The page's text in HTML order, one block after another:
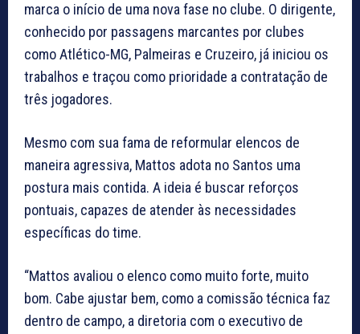
marca o início de uma nova fase no clube. O dirigente,
conhecido por passagens marcantes por clubes
como Atlético-MG, Palmeiras e Cruzeiro, já iniciou os
trabalhos e traçou como prioridade a contratação de
três jogadores.
Mesmo com sua fama de reformular elencos de
maneira agressiva, Mattos adota no Santos uma
postura mais contida. A ideia é buscar reforços
pontuais, capazes de atender às necessidades
específicas do time.
“Mattos avaliou o elenco como muito forte, muito
bom. Cabe ajustar bem, como a comissão técnica faz
dentro de campo, a diretoria com o executivo de